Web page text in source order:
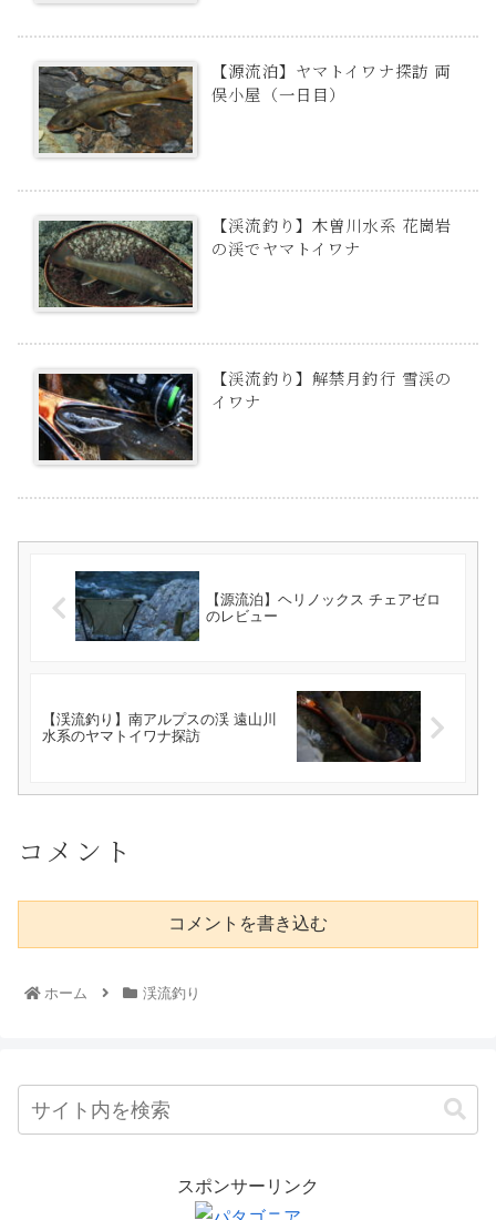
【源流泊】ヤマトイワナ探訪 両
俣小屋（一日目）
【渓流釣り】木曽川水系 花崗岩
の渓でヤマトイワナ
【渓流釣り】解禁月釣行 雪渓の
イワナ
【源流泊】ヘリノックス チェアゼロ
のレビュー
【渓流釣り】南アルプスの渓 遠山川
水系のヤマトイワナ探訪
コメント
コメントを書き込む
ホーム 渓流釣り
スポンサーリンク